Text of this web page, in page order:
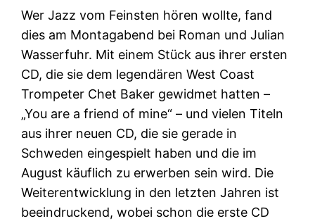
Wer Jazz vom Feinsten hören wollte, fand
dies am Montagabend bei Roman und Julian
Wasserfuhr. Mit einem Stück aus ihrer ersten
CD, die sie dem legendären West Coast
Trompeter Chet Baker gewidmet hatten –
„You are a friend of mine“ – und vielen Titeln
aus ihrer neuen CD, die sie gerade in
Schweden eingespielt haben und die im
August käuflich zu erwerben sein wird. Die
Weiterentwicklung in den letzten Jahren ist
beeindruckend, wobei schon die erste CD